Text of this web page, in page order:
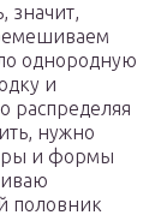
значит,
однородную
и
распределяя
нужно
и формы
половник